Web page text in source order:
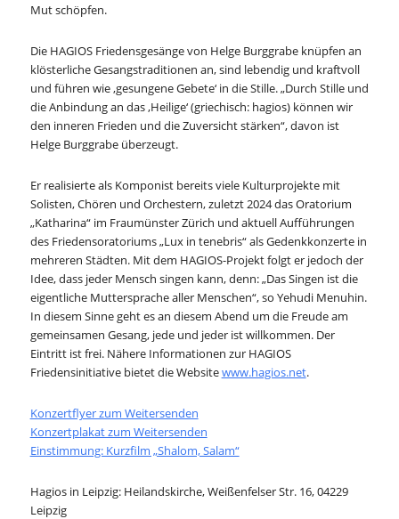
Mut schöpfen.
Die HAGIOS Friedensgesänge von Helge Burggrabe knüpfen an
klösterliche Gesangstraditionen an, sind lebendig und kraftvoll
und führen wie ‚gesungene Gebete‘ in die Stille. „Durch Stille und
die Anbindung an das ‚Heilige‘ (griechisch: hagios) können wir
den inneren Frieden und die Zuversicht stärken“, davon ist
Helge Burggrabe überzeugt.
Er realisierte als Komponist bereits viele Kulturprojekte mit
Solisten, Chören und Orchestern, zuletzt 2024 das Oratorium
„Katharina“ im Fraumünster Zürich und aktuell Aufführungen
des Friedensoratoriums „Lux in tenebris“ als Gedenkkonzerte in
mehreren Städten. Mit dem HAGIOS-Projekt folgt er jedoch der
Idee, dass jeder Mensch singen kann, denn: „Das Singen ist die
eigentliche Muttersprache aller Menschen“, so Yehudi Menuhin.
In diesem Sinne geht es an diesem Abend um die Freude am
gemeinsamen Gesang, jede und jeder ist willkommen. Der
Eintritt ist frei. Nähere Informationen zur HAGIOS
Friedensinitiative bietet die Websitewww.hagios.net.
Konzertflyer zum Weitersenden
Konzertplakat zum Weitersenden
Einstimmung: Kurzfilm „Shalom, Salam“
Hagios in Leipzig: Heilandskirche, Weißenfelser Str. 16, 04229
Leipzig